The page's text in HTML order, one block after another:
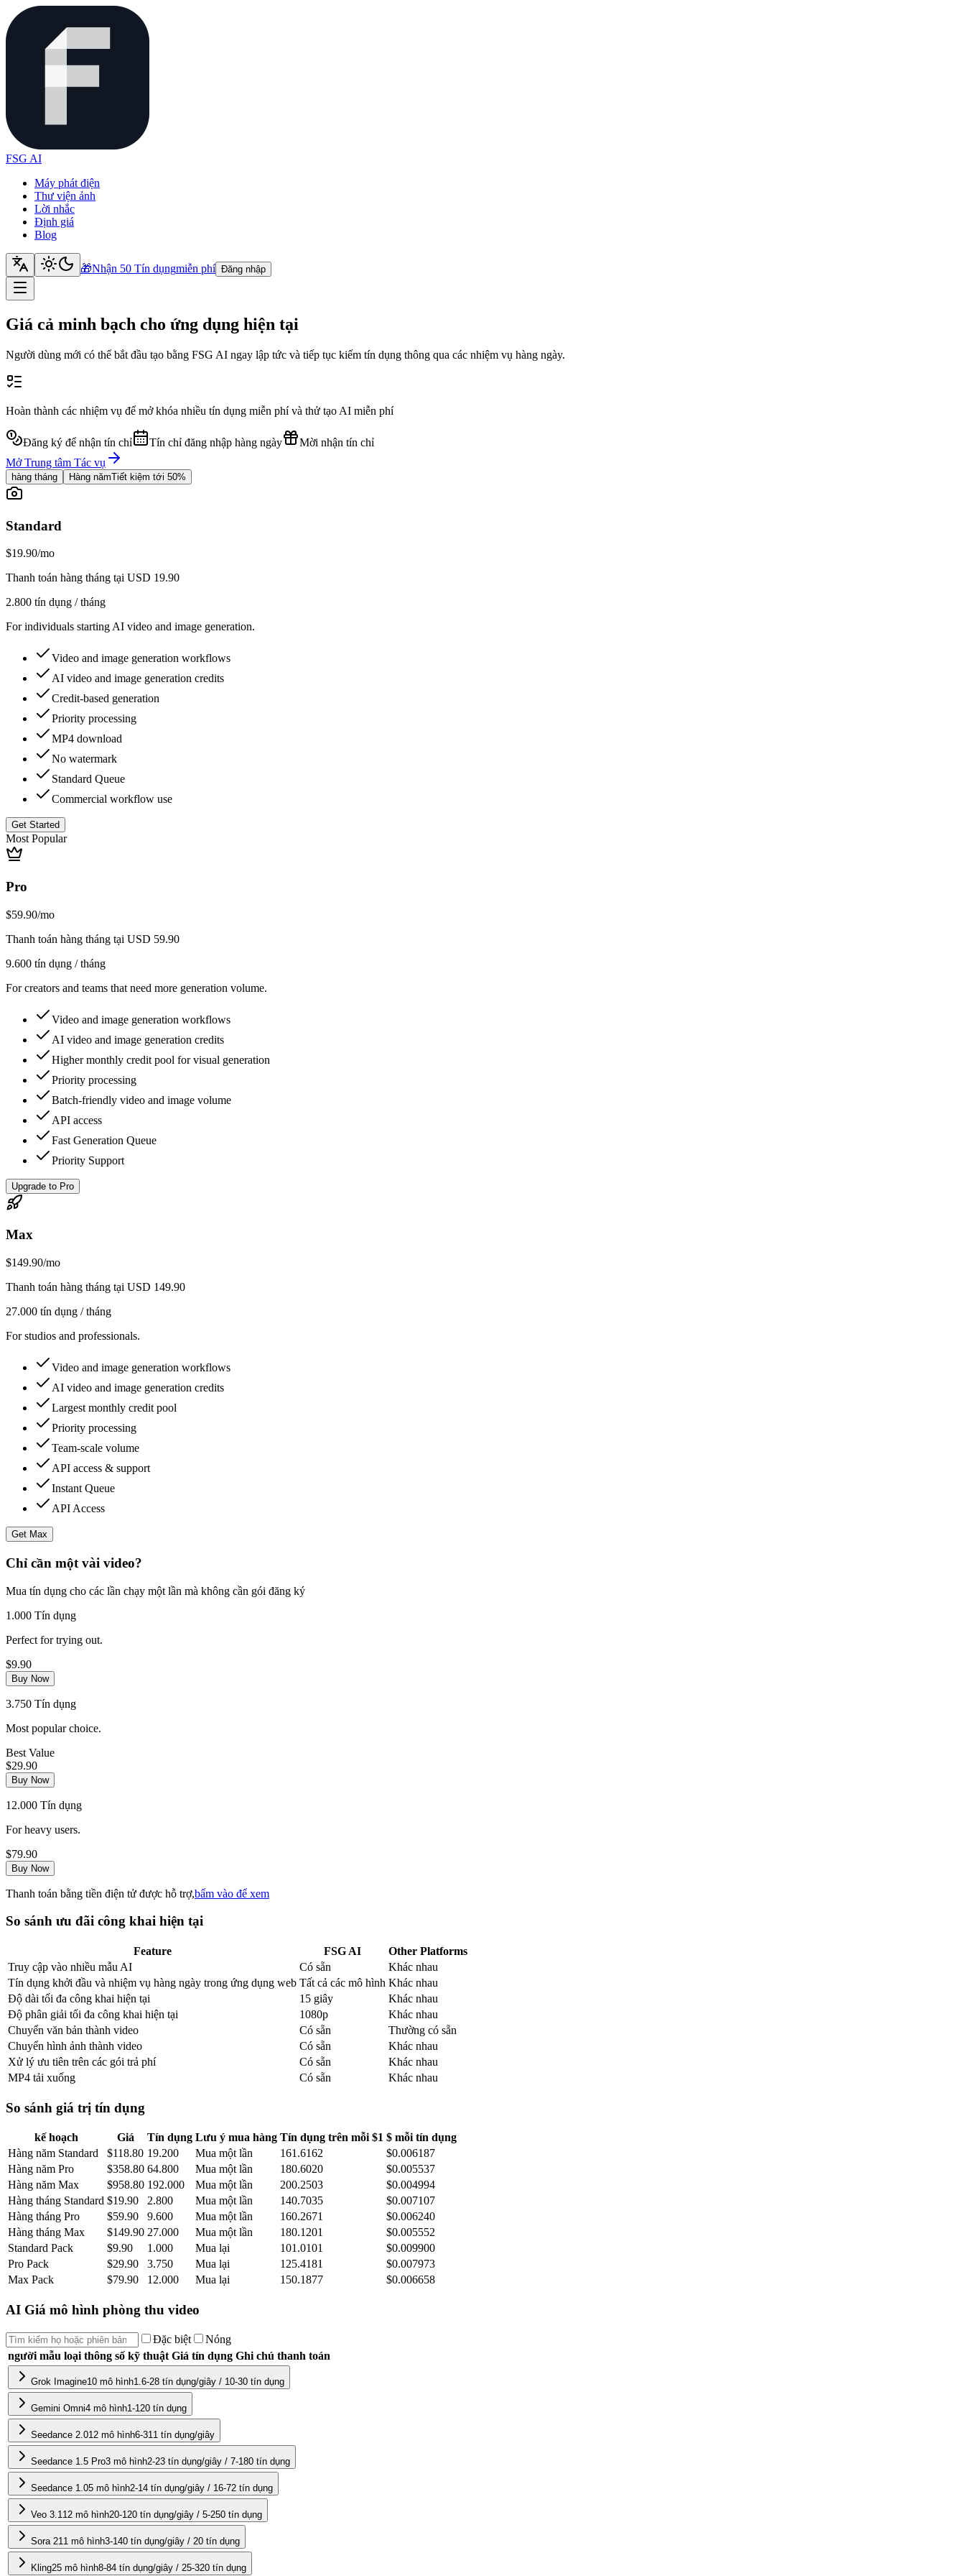
FSG AI
Máy phát điện
Thư viện ảnh
Lời nhắc
Định giá
Blog
🎁Nhận 50 Tín dụngmiễn phí Đăng nhập
Giá cả minh bạch cho ứng dụng hiện tại
Người dùng mới có thể bắt đầu tạo bằng FSG AI ngay lập tức và tiếp tục kiếm tín dụng thông qua các nhiệm vụ hàng ngày.
Hoàn thành các nhiệm vụ để mở khóa nhiều tín dụng miễn phí và thử tạo AI miễn phí
Đăng ký để nhận tín chỉ Tín chỉ đăng nhập hàng ngày
Mời nhận tín chỉ
Mở Trung tâm Tác vụ
hàng tháng Hàng nămTiết kiệm tới 50%
Standard
$19.90/mo
Thanh toán hàng tháng tại USD 19.90
2.800 tín dụng / tháng
For individuals starting AI video and image generation.
Video and image generation workflows
AI video and image generation credits
Credit-based generation
Priority processing
MP4 download
No watermark
Standard Queue
Commercial workflow use
Get Started
Most Popular
Pro
$59.90/mo
Thanh toán hàng tháng tại USD 59.90
9.600 tín dụng / tháng
For creators and teams that need more generation volume.
Video and image generation workflows
AI video and image generation credits
Higher monthly credit pool for visual generation
Priority processing
Batch-friendly video and image volume
API access
Fast Generation Queue
Priority Support
Upgrade to Pro
Max
$149.90/mo
Thanh toán hàng tháng tại USD 149.90
27.000 tín dụng / tháng
For studios and professionals.
Video and image generation workflows
AI video and image generation credits
Largest monthly credit pool
Priority processing
Team-scale volume
API access & support
Instant Queue
API Access
Get Max
Chỉ cần một vài video?
Mua tín dụng cho các lần chạy một lần mà không cần gói đăng ký
1.000 Tín dụng
Perfect for trying out.
$9.90
Buy Now
3.750 Tín dụng
Most popular choice.
Best Value
$29.90
Buy Now
12.000 Tín dụng
For heavy users.
$79.90
Buy Now
Thanh toán bằng tiền điện tử được hỗ trợ,bấm vào để xem
So sánh ưu đãi công khai hiện tại
Feature FSG AI
Other Platforms
Truy cập vào nhiều mẫu AI
Có sẵn
Khác nhau
Tín dụng khởi đầu và nhiệm vụ hàng ngày trong ứng dụng web Tất cả các mô hình Khác nhau
Độ dài tối đa công khai hiện tại
15 giây
Khác nhau
Độ phân giải tối đa công khai hiện tại
1080p
Khác nhau
Chuyển văn bản thành video
Có sẵn
Thường có sẵn
Chuyển hình ảnh thành video
Có sẵn
Khác nhau
Xử lý ưu tiên trên các gói trả phí
Có sẵn
Khác nhau
MP4 tải xuống
Có sẵn Khác nhau
So sánh giá trị tín dụng
kế hoạch Giá Tín dụng Lưu ý mua hàng Tín dụng trên mỗi $1 $ mỗi tín dụng
Hàng năm Standard
$118.80 19.200 Mua một lần 161.6162 $0.006187
Hàng năm Pro
$358.80 64.800 Mua một lần 180.6020 $0.005537
Hàng năm Max
$958.80 192.000 Mua một lần 200.2503 $0.004994
Hàng tháng Standard $19.90 2.800 Mua một lần 140.7035 $0.007107
Hàng tháng Pro
$59.90 9.600 Mua một lần 160.2671 $0.006240
Hàng tháng Max
$149.90 27.000 Mua một lần 180.1201 $0.005552
Standard Pack
$9.90 1.000 Mua lại 101.0101 $0.009900
Pro Pack
$29.90 3.750 Mua lại 125.4181 $0.007973
Max Pack
$79.90 12.000 Mua lại 150.1877 $0.006658
AI Giá mô hình phòng thu video
Đặc biệt
Nóng
người mẫu loại thông số kỹ thuật Giá tín dụng Ghi chú thanh toán
Grok Imagine10 mô hình1.6-28 tín dụng/giây / 10-30 tín dụng
Gemini Omni4 mô hình1-120 tín dụng
Seedance 2.012 mô hình6-311 tín dụng/giây
Seedance 1.5 Pro3 mô hình2-23 tín dụng/giây / 7-180 tín dụng
Seedance 1.05 mô hình2-14 tín dụng/giây / 16-72 tín dụng
Veo 3.1 12 mô hình20-120 tín dụng/giây / 5-250 tín dụng
Sora 211 mô hình3-140 tín dụng/giây / 20 tín dụng
Kling25 mô hình8-84 tín dụng/giây / 25-320 tín dụng